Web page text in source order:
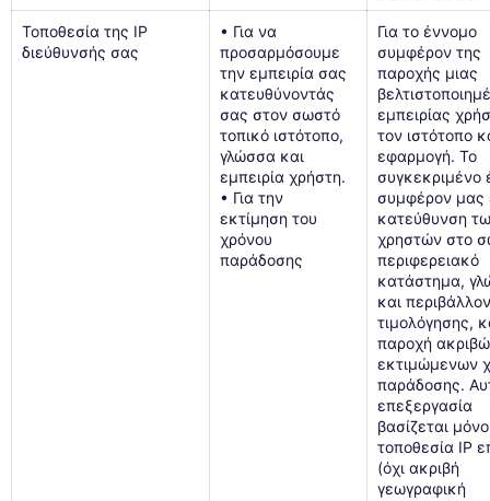
Τοποθεσία της IP
διεύθυνσής σας
• Για να
προσαρμόσουμε
την εμπειρία σας
κατευθύνοντάς
σας στον σωστό
τοπικό ιστότοπο,
γλώσσα και
εμπειρία χρήστη.
• Για την
εκτίμηση του
χρόνου
παράδοσης
Για το έννομο
συμφέρον της
παροχής μιας
εμπειρίας
τον ιστότοπο
εφαρμογή. Το
συγκεκριμένο
συμφέρον μας
κατεύθυνση
χρηστών στο
περιφερειακό
κατάστημα,
και
τιμολόγησης,
παροχή
εκτιμώμενων
παράδοσης.
επεξεργασία
βασίζεται
τοποθεσία IP
(όχι ακριβή
γεωγραφική